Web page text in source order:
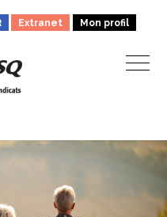
Extranet Mon profil